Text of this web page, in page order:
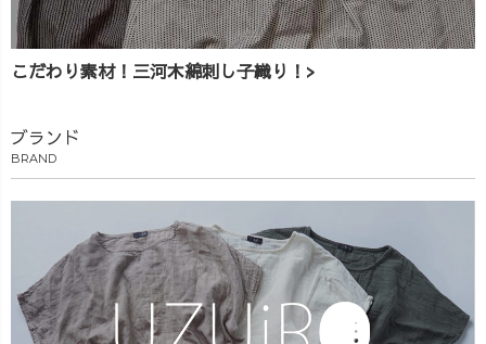
こだわり素材！三河木綿刺し子織り！>
ブランド
BRAND